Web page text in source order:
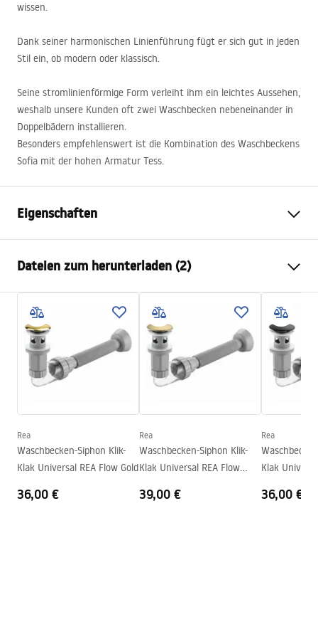
wissen.
Dank seiner harmonischen Linienführung fügt er sich gut in jeden
Stil ein, ob modern oder klassisch.
Seine stromlinienförmige Form verleiht ihm ein leichtes Aussehen,
weshalb unsere Kunden oft zwei Waschbecken nebeneinander in
Doppelbädern installieren.
Besonders empfehlenswert ist die Kombination des Waschbeckens
Sofia mit der hohen Armatur Tess.
Eigenschaften
Material
Sanitärkeramik
Farbe
Weiß/Gold
Fertigstellung
Glänzend
Länge
410
Breite
345mm
Höhe
150
Form
Armaturloch
Nicht
Dateien zum herunterladen (2)
Anweisungen zum Einbau
Garantiebedingungen
Rea
Waschbecken-Siphon Klik-
Klak Universal REA Flow Gold
36,00 €
Rea
Waschbecken-Siphon Klik-
Klak Universal REA Flow
39,00 €
Rea
Klak
36,00 €